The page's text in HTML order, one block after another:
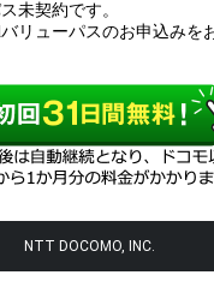
未契約です。
リューパスのお申込みを
NTT DOCOMO, INC.